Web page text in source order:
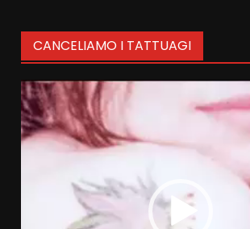
CANCELIAMO I TATTUAGI
Video
Player